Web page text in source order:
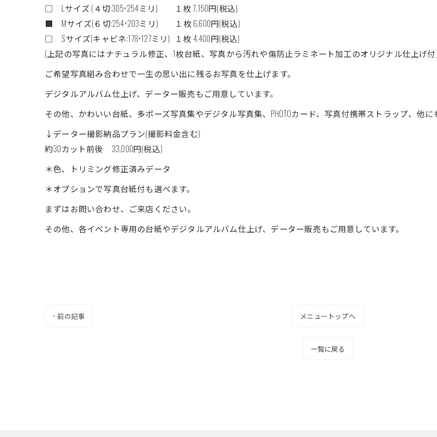
□ Lサイズ (４切:305×254ミリ) １枚 7,150円(税込)
■ Mサイズ(６切:254×203ミリ) １枚 6,600円(税込)
□ Sサイズ(キャビネ:178×127ミリ) １枚 4,400円(税込)
(上記の写真にはナチュラル修正、1枚台紙、写真から汚れや傷防止ラミネート加工のオリジナル仕上げ付)
ご希望写真組み合わせで一生の思い出に残るお写真を仕上げます。
デジタルアルバム仕上げ、データー販売もご用意しています。
その他、かわいい台紙、多ポーズ写真集やデジタル写真集、PHOTOカード、写真付携帯ストラップ、他に
↓データー撮影納品プラン(撮影料金含む)
約30カット前後 33,000円(税込)
＊色、トリミング修正済みデータ
＊オプションで写真台紙付も選べます。
まずはお問い合わせ、ご来店ください。
その他、各イベント専用の台紙やデジタルアルバム仕上げ、データー販売もご用意しています。
< 前の記事 メニュートップへ
一覧に戻る